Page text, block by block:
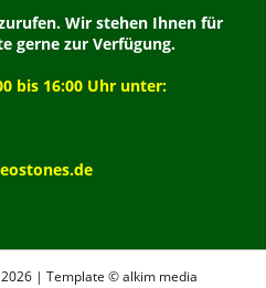
Wir stehen Ihnen für
gerne zur Verfügung.
bis 16:00 Uhr unter:
| Template © alkim media